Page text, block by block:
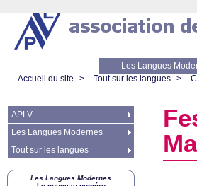
Les Langues
Accueil du site
> Tout sur les langues >
APLV
Les Langues Modernes
Tout sur les langues
Les Langues Modernes